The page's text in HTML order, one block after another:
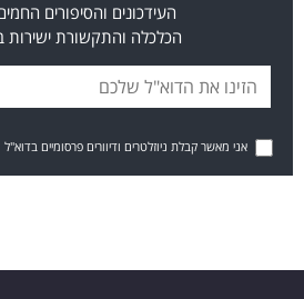
העידכונים והסיפורים
הכלכלה והתקשורת ישירות
אני מאשר קבלת ניוזלטרים ודיוורים פרסומיים בדוא"ל